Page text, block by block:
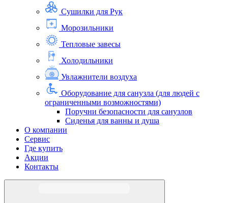
Сушилки для Рук
Морозильники
Тепловые завесы
Холодильники
Увлажнители воздуха
Оборудование для санузла (для людей с
ограниченными возможностями)
Поручни безопасности для санузлов
Сиденья для ванны и душа
О компании
Сервис
Где купить
Акции
Контакты